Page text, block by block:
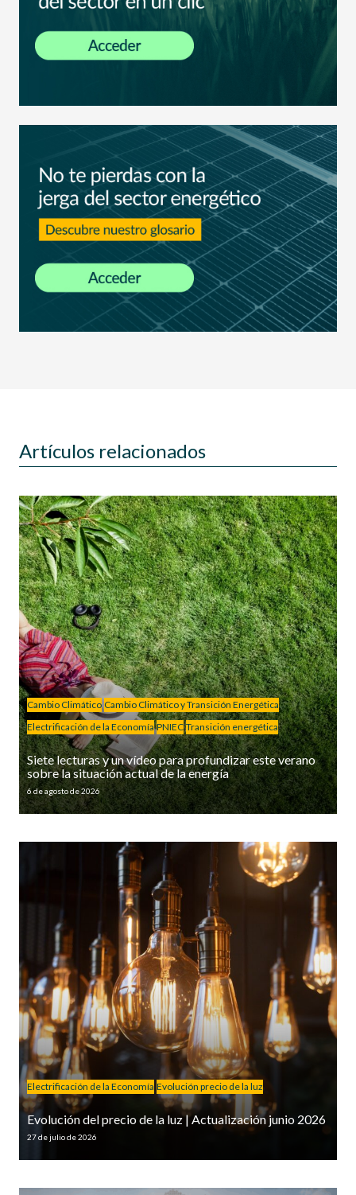
Artículos relacionados
Cambio Climático Cambio Climático y Transición Energética
Electrificación de la Economía PNIEC Transición energética
Siete lecturas y un vídeo para profundizar este verano
sobre la situación actual de la energía
6 de agosto de 2026
Electrificación de la Economía Evolución precio de la luz
Evolución del precio de la luz | Actualización junio 2026
27 de julio de 2026